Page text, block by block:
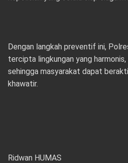
Dengan langkah preventif ini,
tercipta lingkungan yang harmonis,
sehingga masyarakat dapat
khawatir.
Ridwan HUMAS